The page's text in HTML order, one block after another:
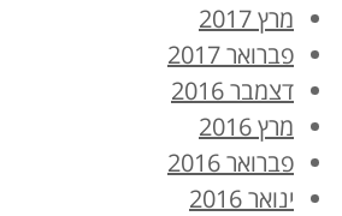
מרץ 2017
פברואר 2017
דצמבר 2016
מרץ 2016
פברואר 2016
ינואר 2016